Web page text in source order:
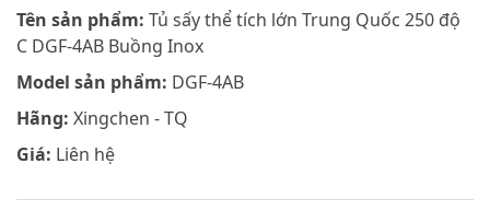
Tên sản phẩm: Tủ sấy thể tích lớn Trung Quốc 250 độ
C DGF-4AB Buồng Inox
Model sản phẩm: DGF-4AB
Hãng: Xingchen - TQ
Giá: Liên hệ